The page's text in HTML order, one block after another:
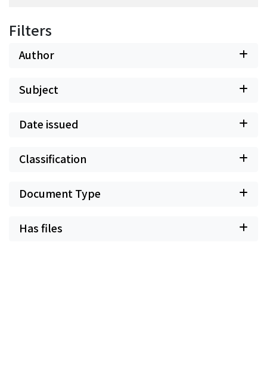
Filters
Author
Subject
Date issued
Classification
Document Type
Has files